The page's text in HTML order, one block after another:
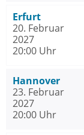
Erfurt
20. Februar
2027
20:00 Uhr
Hannover
23. Februar
2027
20:00 Uhr